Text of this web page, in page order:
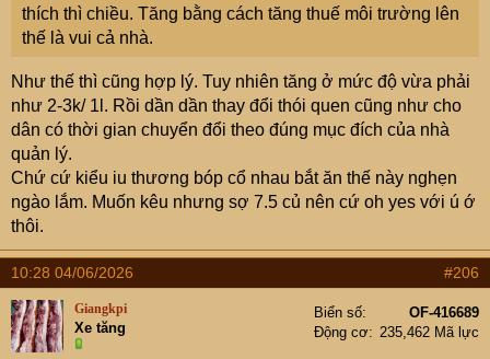
thích thì chiều. Tăng bằng cách tăng thuế môi trường lên
thế là vui cả nhà.
Như thế thì cũng hợp lý. Tuy nhiên tăng ở mức độ vừa phải
như 2-3k/ 1l. Rồi dần dần thay đổi thói quen cũng như cho
dân có thời gian chuyển đổi theo đúng mục đích của nhà
quản lý.
Chứ cứ kiểu iu thương bóp cổ nhau bắt ăn thế này nghẹn
ngào lắm. Muốn kêu nhưng sợ 7.5 củ nên cứ oh yes với ú ớ
thôi.
10:28 04/06/2026 #206
Giangkpi
Xe tăng
Biển số
OF-416689
Động cơ
235,462 Mã lực